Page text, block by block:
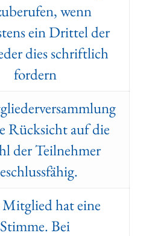
wenn
ein Drittel der
dies schriftlich
fordern
Rücksicht auf die
der Teilnehmer
Mitglied hat eine
Stimme. Bei